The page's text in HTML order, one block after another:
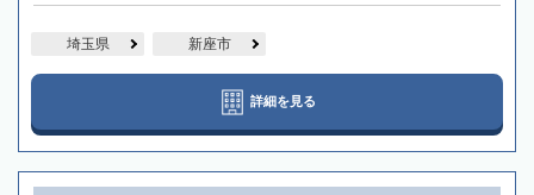
埼玉県 新座市
詳細を見る